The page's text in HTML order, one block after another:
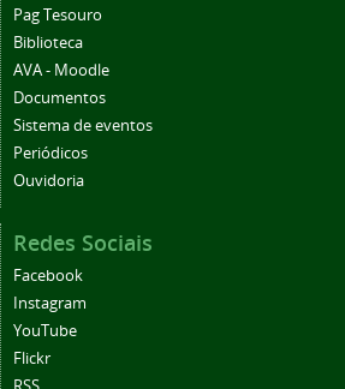
Pag Tesouro
Biblioteca
AVA - Moodle
Documentos
Sistema de eventos
Periódicos
Ouvidoria
Redes Sociais
Facebook
Instagram
YouTube
Flickr